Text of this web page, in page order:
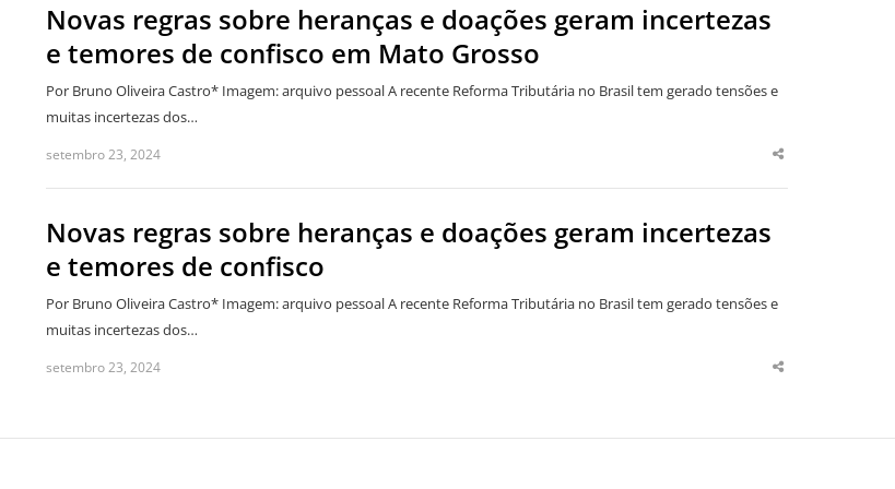
Novas regras sobre heranças e doações geram incertezas
e temores de confisco em Mato Grosso
Por Bruno Oliveira Castro* Imagem: arquivo pessoal A recente Reforma Tributária no Brasil tem gerado tensões e
muitas incertezas dos…
setembro 23, 2024
Share
Novas regras sobre heranças e doações geram incertezas
e temores de confisco
Por Bruno Oliveira Castro* Imagem: arquivo pessoal A recente Reforma Tributária no Brasil tem gerado tensões e
muitas incertezas dos…
setembro 23, 2024
Share